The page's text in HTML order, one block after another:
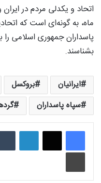
ماه، به گونه‌ای است که
پاسداران جمهوری اسلامی
بشناسند.
ایرانیان بروکسل
سپاه پاسداران
لینکدین
چاپ